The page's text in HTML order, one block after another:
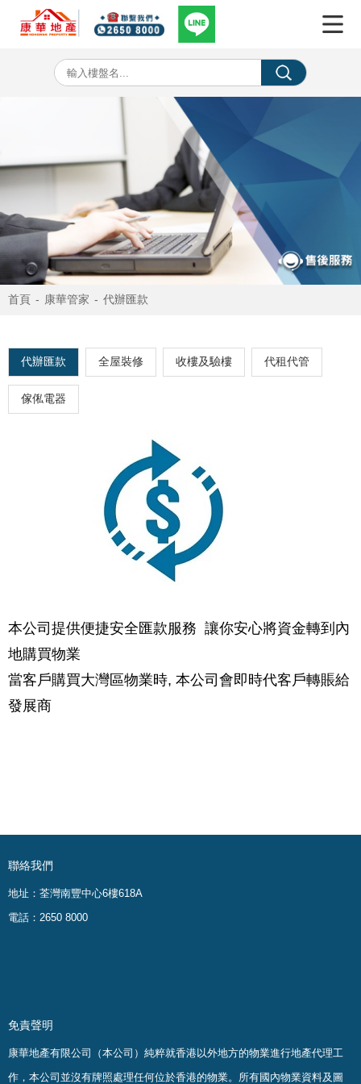
首頁 - 康華管家 - 代辦匯款
代辦匯款 全屋裝修 收樓及驗樓 代租代管
傢俬電器
本公司提供便捷安全匯款服務 讓你安心將資金轉到內
地購買物業
當客戶購買大灣區物業時, 本公司會即時代客戶轉賬給
發展商
聯絡我們
地址：荃灣南豐中心6樓618A
電話：2650 8000
免責聲明
康華地產有限公司（本公司）純粹就香港以外地方的物業進行地產代理工
作，本公司並沒有牌照處理任何位於香港的物業。 所有國內物業資料及圖